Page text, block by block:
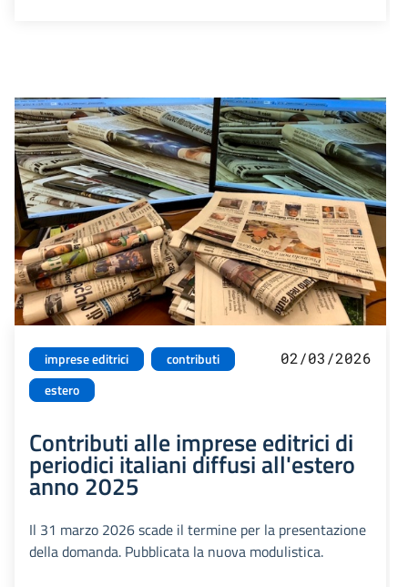
imprese editrici
contributi
estero
02/03/2026
Contributi alle imprese editrici di
periodici italiani diffusi all'estero
anno 2025
Il 31 marzo 2026 scade il termine per la presentazione
della domanda. Pubblicata la nuova modulistica.